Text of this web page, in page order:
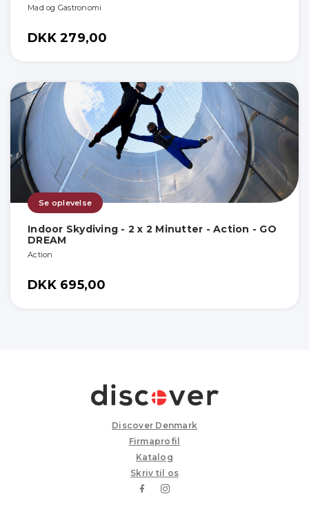
Mad og Gastronomi
DKK 279,00
Se oplevelse
Indoor Skydiving - 2 x 2 Minutter - Action - GO
DREAM
Action
DKK 695,00
Discover Denmark
Firmaprofil
Katalog
Skriv til os